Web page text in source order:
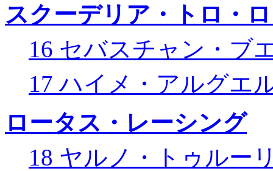
スクーデリア・トロ・
16 セバスチャン・ブ
17 ハイメ・アルグエ
ロータス・レーシング
18 ヤルノ・トゥルー